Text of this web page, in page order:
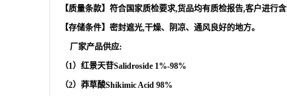
【质量条款】符合国家质检要求,货品均有质检报告,客户进行
【存储条件】密封遮光,干燥、阴凉、通风良好的地方。
厂家产品供应:
（1）红景天苷Salidroside 1%-98%
（2）莽草酸Shikimic Acid 98%